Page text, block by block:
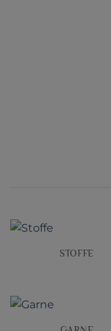
STOFFE